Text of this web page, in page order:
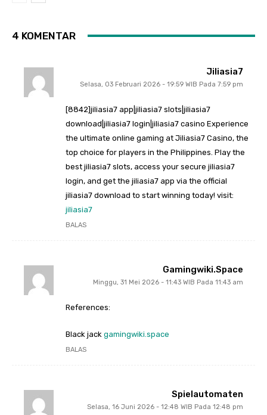
4 KOMENTAR
Jiliasia7
Selasa, 03 Februari 2026 - 19:59 WIB Pada 7:59 pm
[8842]jiliasia7 app|jiliasia7 slots|jiliasia7
download|jiliasia7 login|jiliasia7 casino Experience
the ultimate online gaming at Jiliasia7 Casino, the
top choice for players in the Philippines. Play the
best jiliasia7 slots, access your secure jiliasia7
login, and get the jiliasia7 app via the official
jiliasia7 download to start winning today! visit:
jiliasia7
BALAS
Gamingwiki.space
Minggu, 31 Mei 2026 - 11:43 WIB Pada 11:43 am
References:
Black jack gamingwiki.space
BALAS
Spielautomaten
Selasa, 16 Juni 2026 - 12:48 WIB Pada 12:48 pm